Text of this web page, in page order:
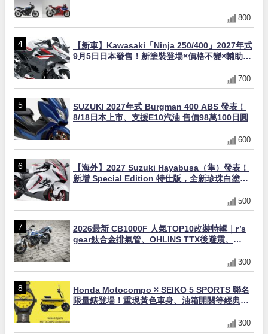
800
【新車】Kawasaki「Ninja 250/400」2027年式
9月5日日本發售！新塗裝登場×價格不變×輔助滑
700
SUZUKI 2027年式 Burgman 400 ABS 發表！
8/18日本上市、支援E10汽油 售價98萬100日圓
600
【海外】2027 Suzuki Hayabusa（隼）發表！
新增 Special Edition 特仕版，全新珍珠白塗裝
500
2026最新 CB1000F 人氣TOP10改裝特輯｜r’s
gear鈦合金排氣管、OHLINS TTX後避震、
300
Honda Motocompo × SEIKO 5 SPORTS 聯名
限量錶登場！重現黃色車身、油箱開關等經典設
300